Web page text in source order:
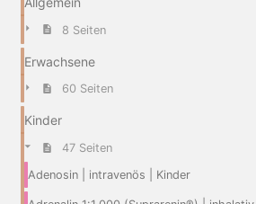
8 Seiten
Erwachsene
60 Seiten
Kinder
47 Seiten
Adenosin | intravenös | Kinder